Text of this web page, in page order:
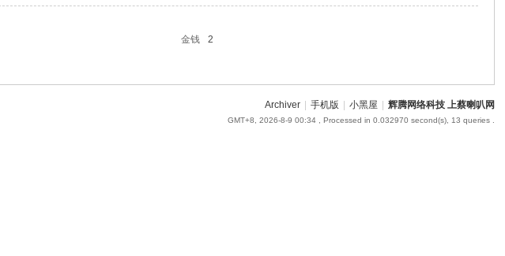
金钱
2
Archiver 手机版 小黑屋 辉腾网络科技 上蔡喇叭网
GMT+8, 2026-8-9 00:34, Processed in 0.032970 second(s), 13 queries .